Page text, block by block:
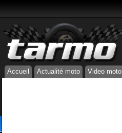
Accueil Actualité moto Video moto